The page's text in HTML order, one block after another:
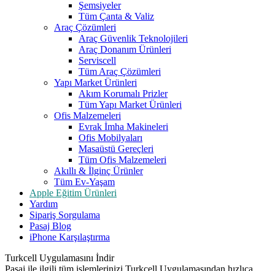
Şemsiyeler
Tüm Çanta & Valiz
Araç Çözümleri
Araç Güvenlik Teknolojileri
Araç Donanım Ürünleri
Serviscell
Tüm Araç Çözümleri
Yapı Market Ürünleri
Akım Korumalı Prizler
Tüm Yapı Market Ürünleri
Ofis Malzemeleri
Evrak İmha Makineleri
Ofis Mobilyaları
Masaüstü Gereçleri
Tüm Ofis Malzemeleri
Akıllı & İlginç Ürünler
Tüm Ev-Yaşam
Apple Eğitim Ürünleri
Yardım
Sipariş Sorgulama
Pasaj Blog
iPhone Karşılaştırma
Turkcell Uygulamasını İndir
Pasaj ile ilgili tüm işlemlerinizi Turkcell Uygulamasından hızlıca